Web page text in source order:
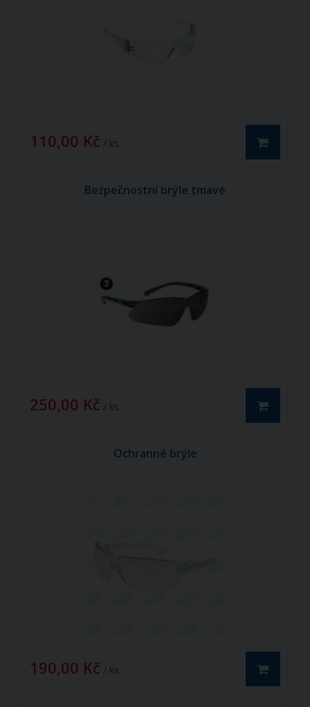
110,00 Kč / ks
Bezpečnostní brýle tmavé
250,00 Kč / ks
Ochranné brýle
190,00 Kč / ks